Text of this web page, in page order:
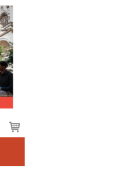
Voir
le